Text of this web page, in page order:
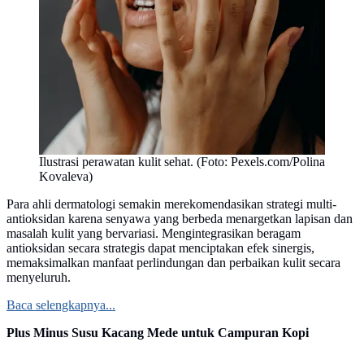
Ilustrasi perawatan kulit sehat. (Foto: Pexels.com/Polina
Kovaleva)
Para ahli dermatologi semakin merekomendasikan strategi multi-
antioksidan karena senyawa yang berbeda menargetkan lapisan dan
masalah kulit yang bervariasi. Mengintegrasikan beragam
antioksidan secara strategis dapat menciptakan efek sinergis,
memaksimalkan manfaat perlindungan dan perbaikan kulit secara
menyeluruh.
Baca selengkapnya...
Plus Minus Susu Kacang Mede untuk Campuran Kopi